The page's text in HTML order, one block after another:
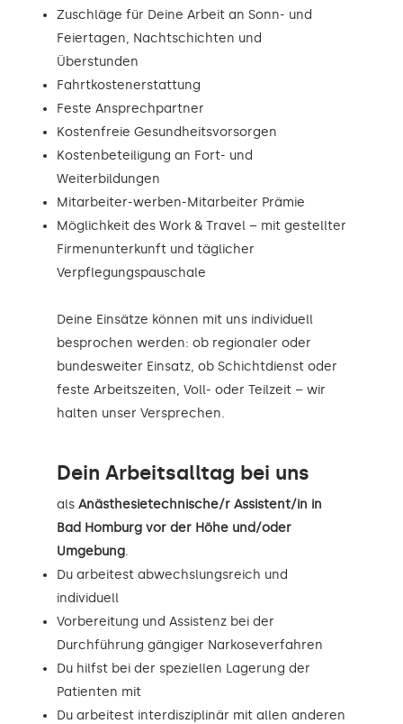
Zuschläge für Deine Arbeit an Sonn- und
Feiertagen, Nachtschichten und
Überstunden
Fahrtkostenerstattung
Feste Ansprechpartner
Kostenfreie Gesundheitsvorsorgen
Kostenbeteiligung an Fort- und
Weiterbildungen
Mitarbeiter-werben-Mitarbeiter Prämie
Möglichkeit des Work & Travel – mit gestellter
Firmenunterkunft und täglicher
Verpflegungspauschale
Deine Einsätze können mit uns individuell
besprochen werden: ob regionaler oder
bundesweiter Einsatz, ob Schichtdienst oder
feste Arbeitszeiten, Voll- oder Teilzeit – wir
halten unser Versprechen.
Dein Arbeitsalltag bei uns
als Anästhesietechnische/r Assistent/in in
Bad Homburg vor der Höhe und/oder
Umgebung.
Du arbeitest abwechslungsreich und
individuell
Vorbereitung und Assistenz bei der
Durchführung gängiger Narkoseverfahren
Du hilfst bei der speziellen Lagerung der
Patienten mit
Du arbeitest interdisziplinär mit allen anderen